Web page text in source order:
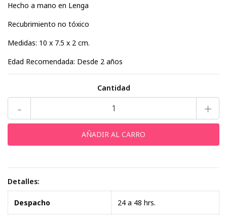
Hecho a mano en Lenga
Recubrimiento no tóxico
Medidas: 10 x 7.5 x 2 cm.
Edad Recomendada: Desde 2 años
Cantidad
- +
Detalles:
Despacho 24 a 48 hrs.